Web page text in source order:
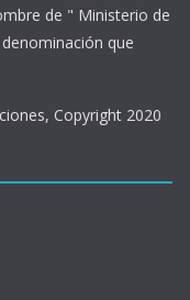
de " Ministerio de
que
Copyright 2020